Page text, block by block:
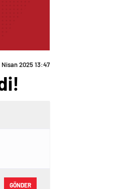
2025 13:47
GÖNDER